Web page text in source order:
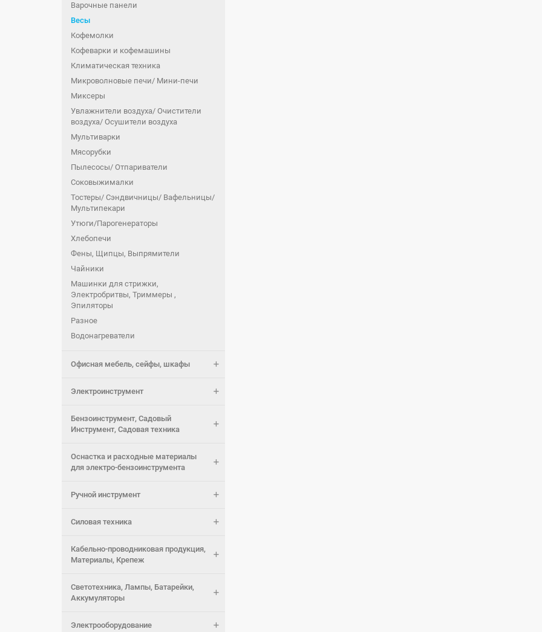
Варочные панели
Весы
Кофемолки
Кофеварки и кофемашины
Климатическая техника
Микроволновые печи/ Мини-печи
Миксеры
Увлажнители воздуха/ Очистители
воздуха/ Осушители воздуха
Мультиварки
Мясорубки
Пылесосы/ Отпариватели
Соковыжималки
Тостеры/ Сэндвичницы/ Вафельницы/
Мультипекари
Утюги/Парогенераторы
Хлебопечи
Фены, Щипцы, Выпрямители
Чайники
Машинки для стрижки,
Электробритвы, Триммеры ,
Эпиляторы
Разное
Водонагреватели
Офисная мебель, сейфы, шкафы
Электроинструмент
Бензоинструмент, Садовый
Инструмент, Садовая техника
Оснастка и расходные материалы
для электро-бензоинструмента
Ручной инструмент
Силовая техника
Кабельно-проводниковая продукция,
Материалы, Крепеж
Светотехника, Лампы, Батарейки,
Аккумуляторы
Электрооборудование